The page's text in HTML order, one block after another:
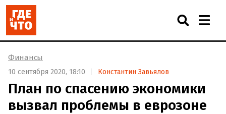
Финансы
10 сентября 2020, 18:10 Константин Завьялов
План по спасению экономики
вызвал проблемы в еврозоне